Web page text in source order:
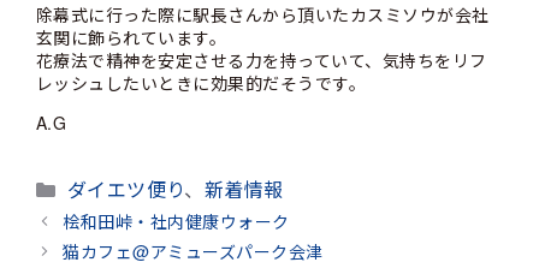
除幕式に行った際に駅長さんから頂いたカスミソウが会社
玄関に飾られています。
花療法で精神を安定させる力を持っていて、気持ちをリフ
レッシュしたいときに効果的だそうです。
A.G
カ
テ
ゴ
ダイエツ便り、 新着情報
桧和田峠・社内健康ウォーク
猫カフェ@アミューズパーク会津